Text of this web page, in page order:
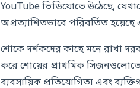
YouTube ভিডিয়োতে উঠেছে,
অপ্রত্যাশিতভাবে পরিবর্তিত
শোকে দর্শকদের কাছে মনে রাখা
করে শোয়ের প্রাথমিক
ব্যবসায়িক প্রতিযোগিতা এবং